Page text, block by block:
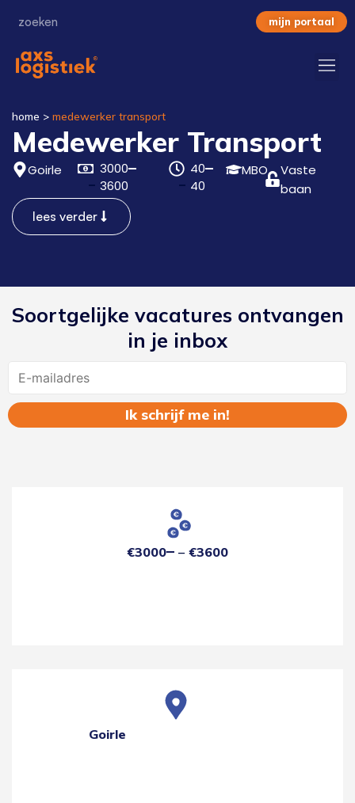
mijn portaal
home > medewerker transport
Medewerker Transport
Goirle
3000
3600
40
40
MBO
Vaste
baan
lees verder
Soortgelijke vacatures ontvangen
in je inbox
€3000 €3600
Goirle